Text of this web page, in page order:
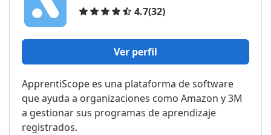
4.7(32)
Opiniones
Ver perfil
ApprentiScope es una plataforma de software
que ayuda a organizaciones como Amazon y 3M
a gestionar sus programas de aprendizaje
registrados.